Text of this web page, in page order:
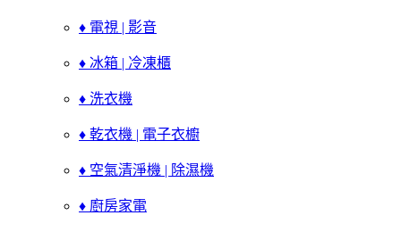
♦ 電視 | 影音
♦ 冰箱 | 冷凍櫃
♦ 洗衣機
♦ 乾衣機 | 電子衣櫥
♦ 空氣清淨機 | 除濕機
♦ 廚房家電